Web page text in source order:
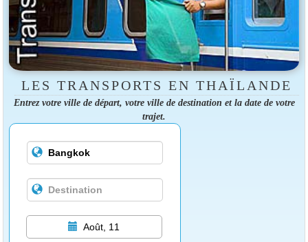
LES TRANSPORTS EN THAÏLANDE
Entrez votre ville de départ, votre ville de destination et la date de votre
trajet.
Août, 11